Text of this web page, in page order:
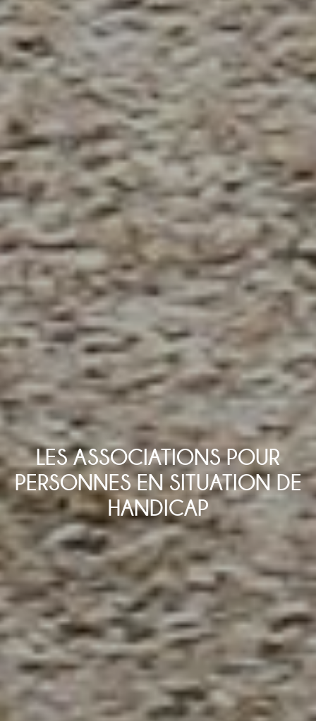
LES ASSOCIATIONS POUR
PERSONNES EN SITUATION DE
HANDICAP